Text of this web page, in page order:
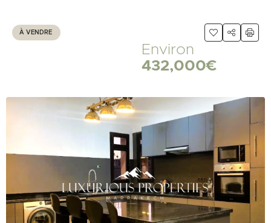
À VENDRE
Environ
432,000€